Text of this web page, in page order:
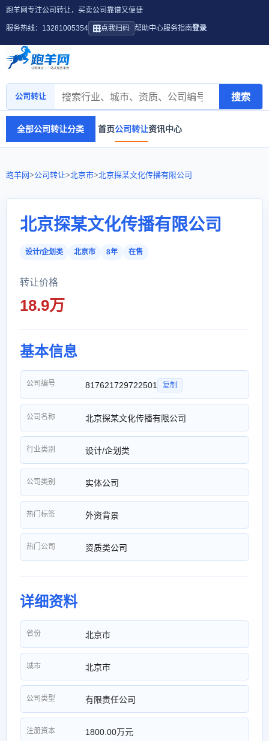
跑羊网专注公司转让，买卖公司靠谱又便捷
服务热线：13281005354 点我扫码 帮助中心服务指南登录
公司转让 搜索
全部公司转让分类 首页公司转让资讯中心
跑羊网>公司转让>北京市>北京探某文化传播有限公司
北京探某文化传播有限公司
设计/企划类 北京市 8年 在售
转让价格
18.9万
基本信息
公司编号 817621729722501 复制
公司名称 北京探某文化传播有限公司
行业类别 设计/企划类
公司类别 实体公司
热门标签 外资背景
热门公司 资质类公司
详细资料
省份 北京市
城市 北京市
公司类型 有限责任公司
注册资本 1800.00万元